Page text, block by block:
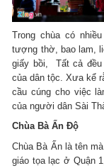
Trong chùa có
tượng thờ, bao lam,
giấy bồi, Tất cả đều
của dân tộc. Xưa kể
cầu cúng cho việc
của người dân Sài
Chùa Bà Ấn Độ
Chùa Bà Ấn là tên
giáo tọa lạc ở Quận